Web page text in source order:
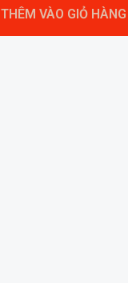
THÊM VÀO GIỎ HÀNG